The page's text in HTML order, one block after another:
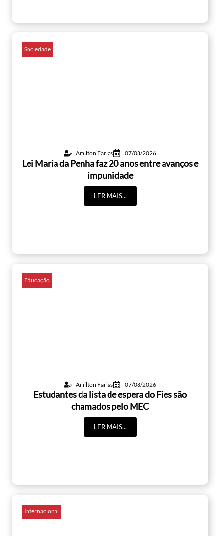
Sociedade
Amilton Farias 07/08/2026
Lei Maria da Penha faz 20 anos entre avanços e
impunidade
LER MAIS...
Educação
Amilton Farias 07/08/2026
Estudantes da lista de espera do Fies são
chamados pelo MEC
LER MAIS...
Internacional